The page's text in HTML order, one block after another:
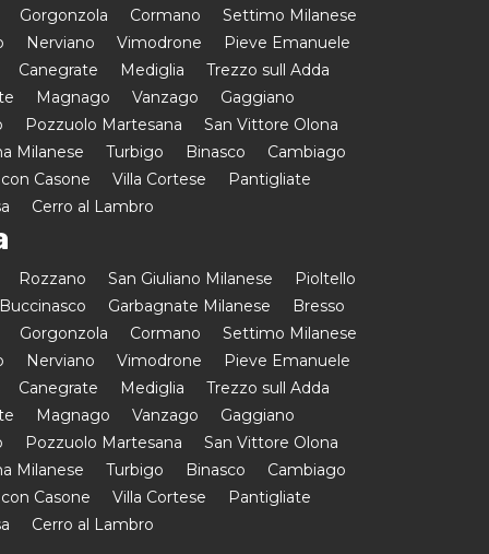
Gorgonzola
Cormano
Settimo Milanese
Nerviano Vimodrone
Pieve Emanuele
Canegrate
Mediglia
Trezzo sull Adda
Magnago Vanzago
Gaggiano
Pozzuolo Martesana
San Vittore Olona
Milanese
Turbigo Binasco
Cambiago
Casone
Villa Cortese
Pantigliate
Cerro al Lambro
Rozzano San Giuliano Milanese
Pioltello
Garbagnate Milanese
Bresso
Gorgonzola
Cormano
Settimo Milanese
Nerviano Vimodrone
Pieve Emanuele
Canegrate
Mediglia
Trezzo sull Adda
Magnago Vanzago
Gaggiano
Pozzuolo Martesana
San Vittore Olona
Milanese
Turbigo Binasco
Cambiago
Casone
Villa Cortese
Pantigliate
Cerro al Lambro